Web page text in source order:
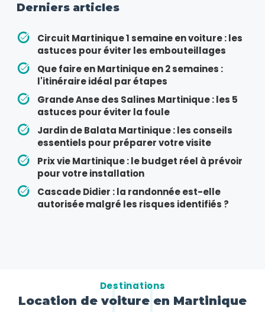
Derniers articles
Circuit Martinique 1 semaine en voiture : les
astuces pour éviter les embouteillages
Que faire en Martinique en 2 semaines :
l'itinéraire idéal par étapes
Grande Anse des Salines Martinique : les 5
astuces pour éviter la foule
Jardin de Balata Martinique : les conseils
essentiels pour préparer votre visite
Prix vie Martinique : le budget réel à prévoir
pour votre installation
Cascade Didier : la randonnée est-elle
autorisée malgré les risques identifiés ?
Destinations
Location de voiture en Martinique